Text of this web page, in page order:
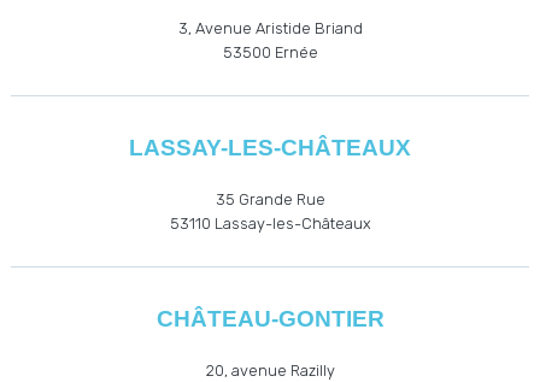
3, Avenue Aristide Briand
53500 Ernée
LASSAY-LES-CHÂTEAUX
35 Grande Rue
53110 Lassay-les-Châteaux
CHÂTEAU-GONTIER
20, avenue Razilly